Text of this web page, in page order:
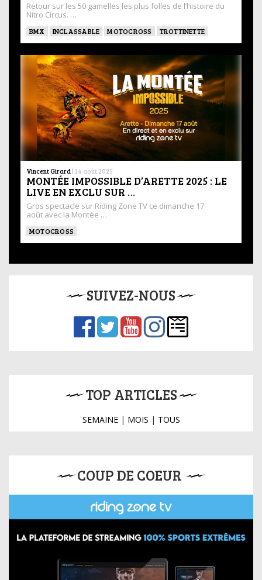
Retour sur les 50 gamelles les plus folles de l’histoire du
Nitro Circus. …
BMX INCLASSABLE MOTOCROSS TROTTINETTE
Vincent Girard | 14 août 2025
MONTÉE IMPOSSIBLE D’ARETTE 2025 : LE
LIVE EN EXCLU SUR …
Gros spectacle sur Riding Zone TV ce dimanche 17
août avec la Montée …
MOTOCROSS
SUIVEZ-NOUS
TOP ARTICLES
SEMAINE| MOIS | TOUS
COUP DE COEUR